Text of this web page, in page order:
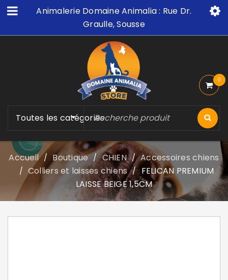
Animalerie Domaine Animalia : Rue Dr.
Graulle, Sousse
Toutes les catégories
0
Accueil / Boutique / CHIEN / Accessoires chiens
/ Colliers et laisses chiens / FELICAN PREMIUM
LAISSE BEIGE 1,5CM